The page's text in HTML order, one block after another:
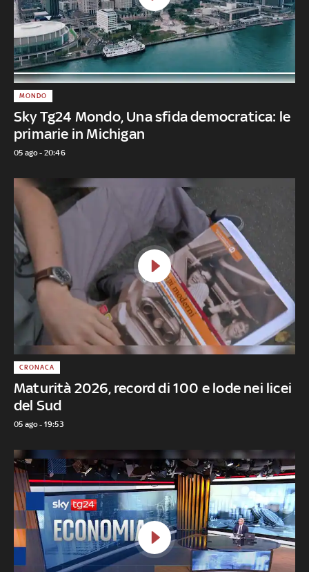
Sky Tg24 Mondo, Una sfida democratica: le
primarie in Michigan
MONDO
05 ago - 20:46
Maturità 2026, record di 100 e lode nei licei
del Sud
CRONACA
05 ago - 19:53